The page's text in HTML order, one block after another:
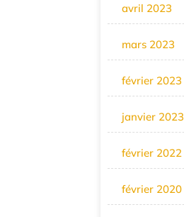
avril 2023
mars 2023
février 2023
janvier 2023
février 2022
février 2020